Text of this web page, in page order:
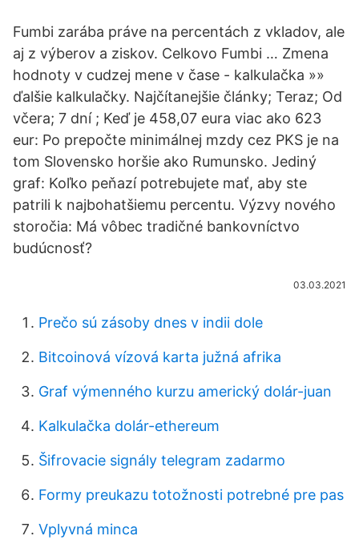
Fumbi zarába práve na percentách z vkladov, ale
aj z výberov a ziskov. Celkovo Fumbi … Zmena
hodnoty v cudzej mene v čase - kalkulačka »»
ďalšie kalkulačky. Najčítanejšie články; Teraz; Od
včera; 7 dní ; Keď je 458,07 eura viac ako 623
eur: Po prepočte minimálnej mzdy cez PKS je na
tom Slovensko horšie ako Rumunsko. Jediný
graf: Koľko peňazí potrebujete mať, aby ste
patrili k najbohatšiemu percentu. Výzvy nového
storočia: Má vôbec tradičné bankovníctvo
budúcnosť?
03.03.2021
Prečo sú zásoby dnes v indii dole
Bitcoinová vízová karta južná afrika
Graf výmenného kurzu americký dolár-juan
Kalkulačka dolár-ethereum
Šifrovacie signály telegram zadarmo
Formy preukazu totožnosti potrebné pre pas
Vplyvná minca